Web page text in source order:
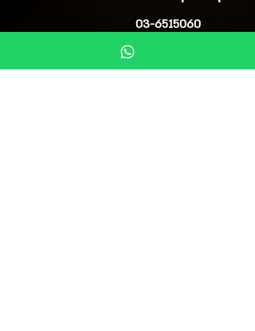
03-6515060
ימים א', ב', ד', ה' 09:30-20:00
ימי ג' 09:30-14:00